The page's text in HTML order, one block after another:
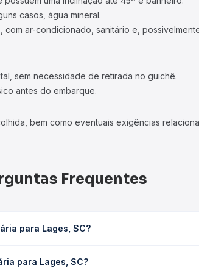
casos, água mineral.
ar-condicionado, sanitário e,
sem necessidade de retirada no guichê.
antes do embarque.
bem como eventuais exigências
Frequentes
para Lages, SC?
horários disponíveis e vê a duração exata
para Lages, SC?